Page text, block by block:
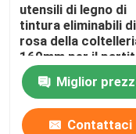
utensili di legno di
tintura eliminabili di
rosa della
160mm per il
Miglior
Contattaci